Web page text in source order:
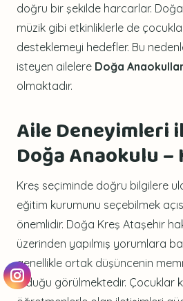
doğru bir şekilde harcarlar.
müzik gibi etkinliklerle de
desteklemeyi hedefler. Bu
isteyen ailelere Doğa
olmaktadır.
Aile Deneyimleri
Doğa Anaokulu –
Kreş seçiminde doğru bilgilere
eğitim kurumunu seçebilmek
önemlidir. Doğa Kreş Ataşehir
üzerinden yapılmış yorumlara
genellikle ortak düşüncenin
olduğu görülmektedir. Çocuklar